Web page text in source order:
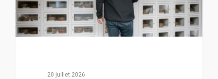
20 juillet 2026